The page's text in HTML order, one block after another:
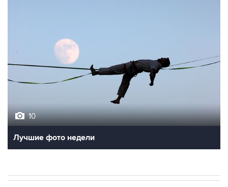
10
Лучшие фото недели